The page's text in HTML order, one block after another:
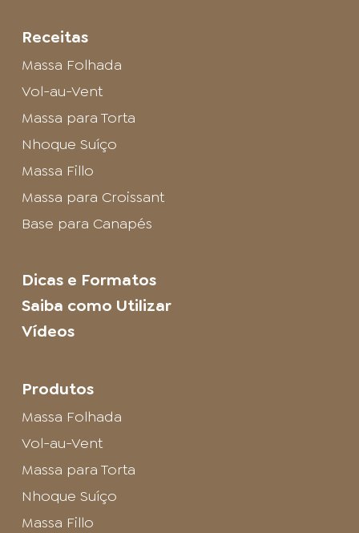
Receitas
Massa Folhada
Vol-au-Vent
Massa para Torta
Nhoque Suíço
Massa Fillo
Massa para Croissant
Base para Canapés
Dicas e Formatos
Saiba como Utilizar
Vídeos
Produtos
Massa Folhada
Vol-au-Vent
Massa para Torta
Nhoque Suíço
Massa Fillo